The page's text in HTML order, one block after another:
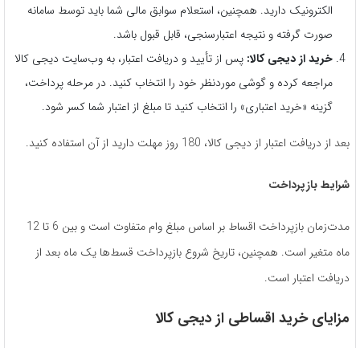
الکترونیک دارید. همچنین، استعلام سوابق مالی شما باید توسط سامانه
صورت گرفته و نتیجه اعتبارسنجی، قابل قبول باشد.
خرید از دیجی کالا: پس از تأیید و دریافت اعتبار، به وب‌سایت دیجی کالا
مراجعه کرده و گوشی موردنظر خود را انتخاب کنید. در مرحله پرداخت،
گزینه «خرید اعتباری» را انتخاب کنید تا مبلغ از اعتبار شما کسر شود.
بعد از دریافت اعتبار از دیجی کالا، 180 روز مهلت دارید از آن استفاده کنید.
شرایط بازپرداخت
مدت‌زمان بازپرداخت اقساط بر اساس مبلغ وام متفاوت است و بین 6 تا 12
ماه متغیر است. همچنین، تاریخ شروع بازپرداخت قسط‌ها یک ماه بعد از
دریافت اعتبار است.
مزایای خرید اقساطی از دیجی کالا